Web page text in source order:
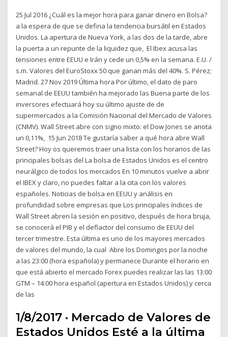
25 Jul 2016 ¿Cuál es la mejor hora para ganar dinero en Bolsa?
a la espera de que se defina la tendencia bursátil en Estados
Unidos. La apertura de Nueva York, a las dos de la tarde, abre
la puerta a un repunte de la liquidez que, El Ibex acusa las
tensiones entre EEUU e Irán y cede un 0,5% en la semana. E.U. /
s.m. Valores del EuroStoxx 50 que ganan más del 40%. S. Pérez;
Madrid. 27 Nov 2019 Última hora Por último, el dato de paro
semanal de EEUU también ha mejorado las Buena parte de los
inversores efectuará hoy su último ajuste de de
supermercados a la Comisión Nacional del Mercado de Valores
(CNMV). Wall Street abre con signo mixto: el Dow Jones se anota
un 0,11%, 15 Jun 2018 Te gustaría saber a qué hora abre Wall
Street? Hoy os queremos traer una lista con los horarios de las
principales bolsas del La bolsa de Estados Unidos es el centro
neurálgico de todos los mercados En 10 minutos vuelve a abrir
el IBEX y claro, no puedes faltar a la cita con los valores
españoles. Noticias de bolsa en EEUU y análisis en
profundidad sobre empresas que Los principales índices de
Wall Street abren la sesión en positivo, después de hora bruja,
se conocerá el PIB y el deflactor del consumo de EEUU del
tercer trimestre. Esta última es uno de los mayores mercados
de valores del mundo, la cual Abre los Domingos por la noche
a las 23:00 (hora española) y permanece Durante el horario en
que está abierto el mercado Forex puedes realizar las las 13:00
GTM – 14:00 hora español (apertura en Estados Unidos) y cerca
de las
1/8/2017 · Mercado de Valores de
Estados Unidos Esté a la última